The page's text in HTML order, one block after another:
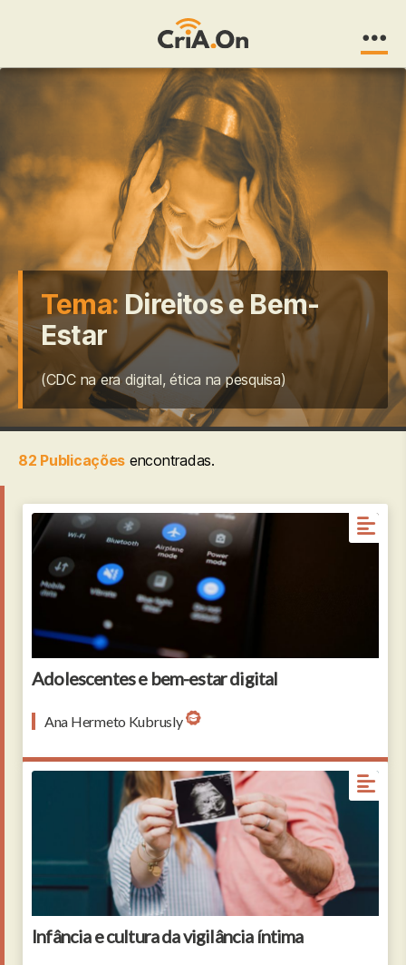
Tema: Direitos e Bem-
Estar
(CDC na era digital, ética na pesquisa)
82 Publicações encontradas.
Adolescentes e bem-estar digital
Ana Hermeto Kubrusly
Infância e cultura da vigilância íntima